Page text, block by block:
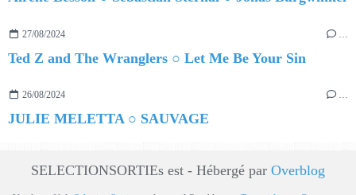
27/08/2024
Ted Z and The Wranglers ○ Let Me Be Your Sin
26/08/2024 …
JULIE MELETTA ○ SAUVAGE
SELECTIONSORTIEs est - Hébergé par Overblog